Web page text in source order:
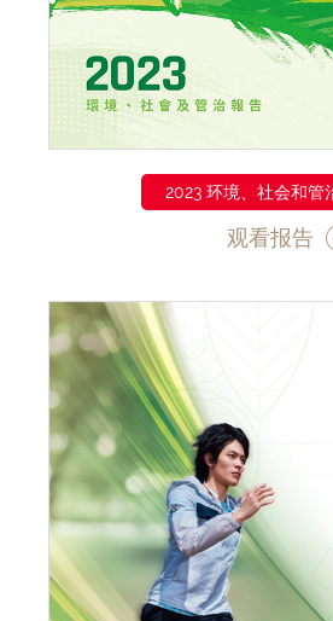
2023 环境、社会和管
观看报告